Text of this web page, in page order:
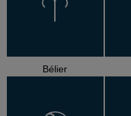
Bélier